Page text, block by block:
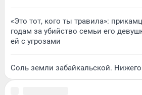
«Это тот, кого ты травила»:
годам за убийство семьи его
ей с угрозами
Соль земли забайкальской.